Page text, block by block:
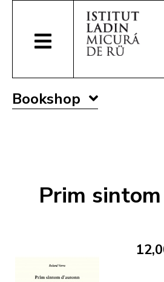
Bookshop
Prim